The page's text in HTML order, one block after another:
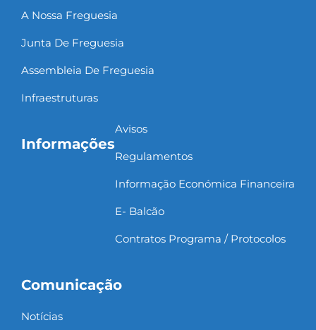
A Nossa Freguesia
Junta De Freguesia
Assembleia De Freguesia
Infraestruturas
Informações
Avisos
Regulamentos
Informação Económica Financeira
E- Balcão
Contratos Programa / Protocolos
Comunicação
Notícias